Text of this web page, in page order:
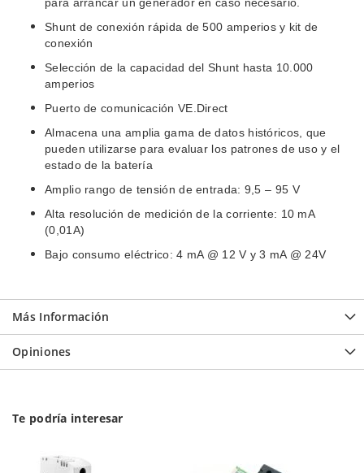
Shunt de conexión rápida de 500 amperios y kit de
conexión
Selección de la capacidad del Shunt hasta 10.000
amperios
Puerto de comunicación VE.Direct
Almacena una amplia gama de datos históricos, que
pueden utilizarse para evaluar los patrones de uso y el
estado de la batería
Amplio rango de tensión de entrada: 9,5 – 95 V
Alta resolución de medición de la corriente: 10 mA
(0,01A)
Bajo consumo eléctrico: 4 mA @ 12 V y 3 mA @ 24V
Más Información
Opiniones
Te podría interesar